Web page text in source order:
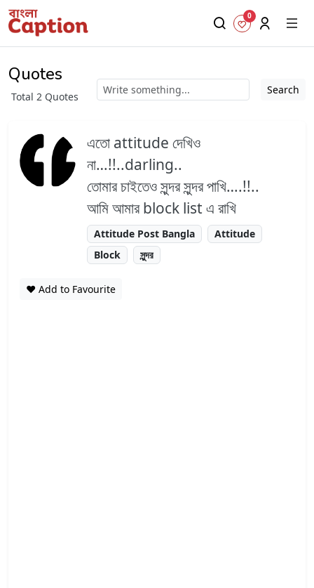
0
Quotes
Total 2 Quotes
Search
এতো attitude দেখিও
না…!!..darling..
তোমার চাইতেও সুন্দর সুন্দর পাখি….!!..
আমি আমার block list এ রাখি
Attitude Post Bangla
Attitude
Block
সুন্দর
❤️ Add to Favourite